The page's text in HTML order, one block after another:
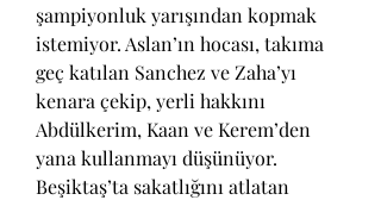
şampiyonluk yarışından kopmak
istemiyor. Aslan’ın hocası, takıma
geç katılan Sanchez ve Zaha’yı
kenara çekip, yerli hakkını
Abdülkerim, Kaan ve Kerem’den
yana kullanmayı düşünüyor.
Beşiktaş’ta sakatlığını atlatan